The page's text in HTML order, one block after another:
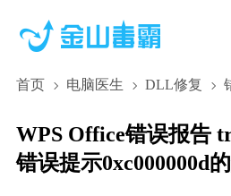
首页 电脑医生 DLL修复
WPS Office错误报告
错误提示0xc000000d